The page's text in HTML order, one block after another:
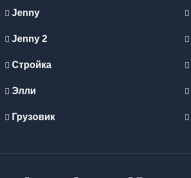
Jenny
Jenny 2
Стройка
Элли
Грузовик